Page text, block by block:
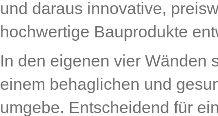
und daraus innovative,
hochwertige Bauprodukte
In den eigenen vier Wänden
einem behaglichen und
umgebe. Entscheidend für